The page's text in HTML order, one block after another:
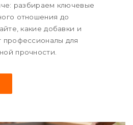
разбираем ключевые
отношения до
какие добавки и
профессионалы для
прочности.